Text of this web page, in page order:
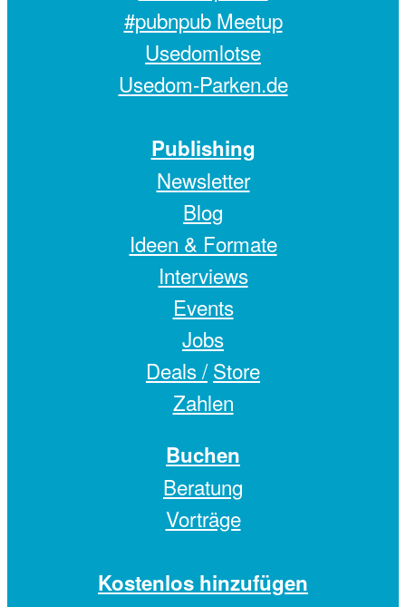
#pubnpub Meetup
Usedomlotse
Usedom-Parken.de
Publishing
Newsletter
Blog
Ideen & Formate
Interviews
Events
Jobs
Deals / Store
Zahlen
Buchen
Beratung
Vorträge
Kostenlos hinzufügen